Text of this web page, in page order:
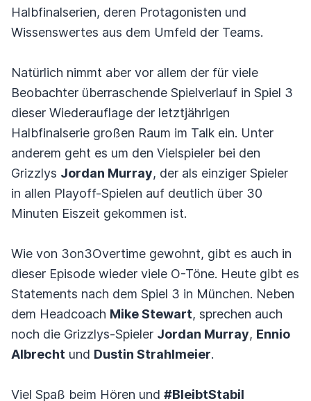
Halbfinalserien, deren Protagonisten und
Wissenswertes aus dem Umfeld der Teams.
Natürlich nimmt aber vor allem der für viele
Beobachter überraschende Spielverlauf in Spiel 3
dieser Wiederauflage der letztjährigen
Halbfinalserie großen Raum im Talk ein. Unter
anderem geht es um den Vielspieler bei den
Grizzlys Jordan Murray, der als einziger Spieler
in allen Playoff-Spielen auf deutlich über 30
Minuten Eiszeit gekommen ist.
Wie von 3on3Overtime gewohnt, gibt es auch in
dieser Episode wieder viele O-Töne. Heute gibt es
Statements nach dem Spiel 3 in München. Neben
dem Headcoach Mike Stewart, sprechen auch
noch die Grizzlys-Spieler Jordan Murray, Ennio
Albrecht und Dustin Strahlmeier.
Viel Spaß beim Hören und #BleibtStabil